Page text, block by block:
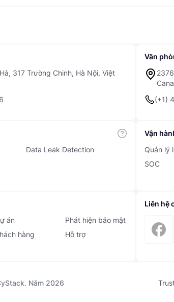
317 Trường Chinh, Hà Nội, Việt
Văn
(+1)
Data Leak Detection
Vận
Quản lý
SOC
án
hàng
Phát hiện bảo mật
Hỗ trợ
Liên hệ
Năm 2026